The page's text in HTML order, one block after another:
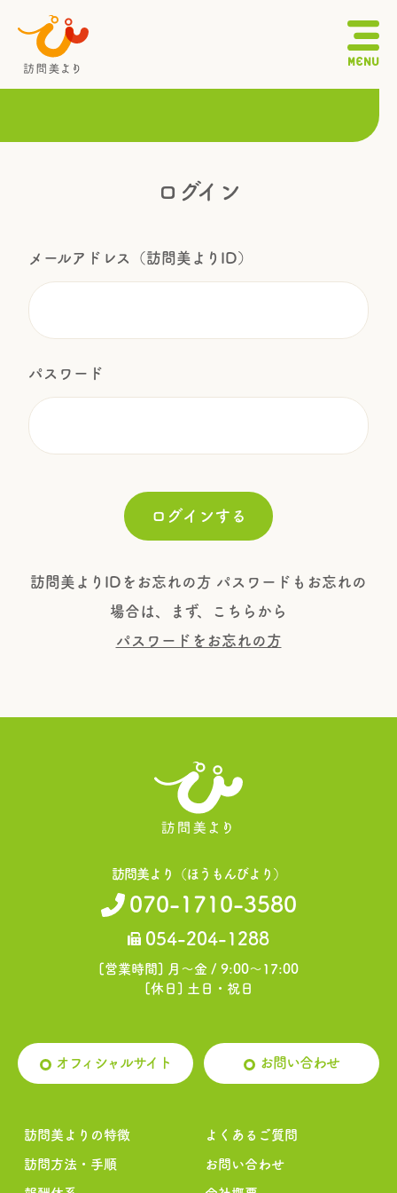
MENU
よくあるご質問
お問い合わせ
会社概要
美容師専用MENU
訪問美より（ほうもんびより）
070-1710-3580
[営業時間] 月～金 / 9:00～17:00
オフィシャルサイト
ログイン
メールアドレス（訪問美よりID）
パスワード
訪問美よりIDをお忘れの方 パスワードもお忘れの
場合は、まず、こちらから
パスワードをお忘れの方
訪問美より（ほうもんびより）
070-1710-3580
054-204-1288
[営業時間] 月～金 / 9:00～17:00
[休日] 土日・祝日
オフィシャルサイト お問い合わせ
訪問美よりの特徴
訪問方法・手順
よくあるご質問
お問い合わせ